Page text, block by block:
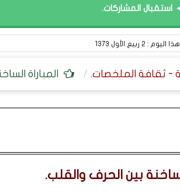
استقبال المشاركات.
ربيع الأول 1373
المباراة
بين الحرف والقلب.